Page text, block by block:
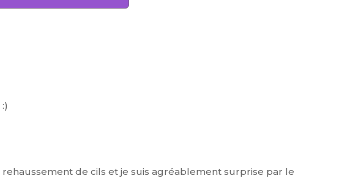
rehaussement de cils et je suis agréablement surprise par le